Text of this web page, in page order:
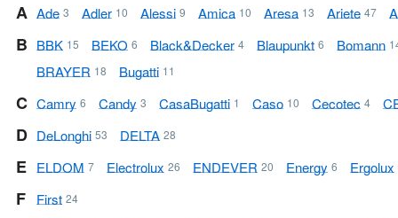
A Ade 3 Adler 10 Alessi 9 Amica 10 Aresa 13 Ariete 47
B BBK 15 BEKO 6 Black&Decker 4 Blaupunkt 6 Bomann
BRAYER 18 Bugatti 11
C Camry 6 Candy 3 Casa Bugatti 1 Caso 10 Cecotec 4
D DeLonghi 53 DELTA 28
E ELDOM 7 Electrolux 26 ENDEVER 20 Energy 6 Ergolux
F First 24